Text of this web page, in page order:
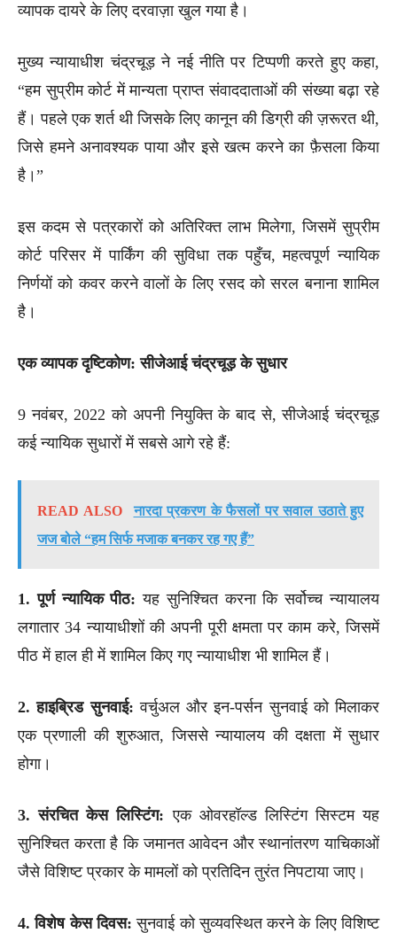
व्यापक दायरे के लिए दरवाज़ा खुल गया है।
मुख्य न्यायाधीश चंद्रचूड़ ने नई नीति पर टिप्पणी करते हुए कहा,
“हम सुप्रीम कोर्ट में मान्यता प्राप्त संवाददाताओं की संख्या बढ़ा रहे
हैं। पहले एक शर्त थी जिसके लिए कानून की डिग्री की ज़रूरत थी,
जिसे हमने अनावश्यक पाया और इसे खत्म करने का फ़ैसला किया
है।”
इस कदम से पत्रकारों को अतिरिक्त लाभ मिलेगा, जिसमें सुप्रीम
कोर्ट परिसर में पार्किंग की सुविधा तक पहुँच, महत्वपूर्ण न्यायिक
निर्णयों को कवर करने वालों के लिए रसद को सरल बनाना शामिल
है।
एक व्यापक दृष्टिकोण: सीजेआई चंद्रचूड़ के सुधार
9 नवंबर, 2022 को अपनी नियुक्ति के बाद से, सीजेआई चंद्रचूड़
कई न्यायिक सुधारों में सबसे आगे रहे हैं:
READ ALSO
नारदा प्रकरण के फैसलों पर सवाल उठाते हुए
जज बोले “हम सिर्फ मजाक बनकर रह गए हैं”
1. पूर्ण न्यायिक पीठ: यह सुनिश्चित करना कि सर्वोच्च न्यायालय
लगातार 34 न्यायाधीशों की अपनी पूरी क्षमता पर काम करे, जिसमें
पीठ में हाल ही में शामिल किए गए न्यायाधीश भी शामिल हैं।
2. हाइब्रिड सुनवाई: वर्चुअल और इन-पर्सन सुनवाई को मिलाकर
एक प्रणाली की शुरुआत, जिससे न्यायालय की दक्षता में सुधार
होगा।
3. संरचित केस लिस्टिंग: एक ओवरहॉल्ड लिस्टिंग सिस्टम यह
सुनिश्चित करता है कि जमानत आवेदन और स्थानांतरण याचिकाओं
जैसे विशिष्ट प्रकार के मामलों को प्रतिदिन तुरंत निपटाया जाए।
4. विशेष केस दिवस: सुनवाई को सुव्यवस्थित करने के लिए विशिष्ट